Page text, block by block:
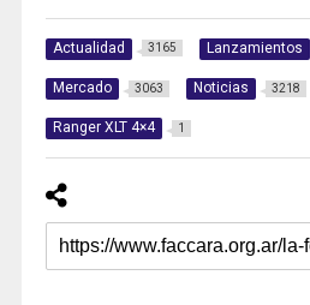
Actualidad 3165 Lanzamientos
Mercado 3063 Noticias 3218
Ranger XLT 4×4 1